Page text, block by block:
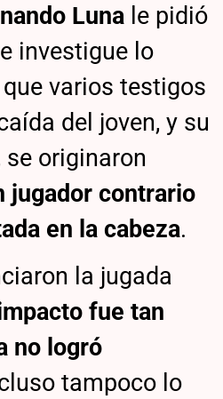
Luna le pidió
investigue lo
varios testigos
del joven, y su
originaron
jugador contrario
en la cabeza.
la jugada
fue tan
no logró
tampoco lo